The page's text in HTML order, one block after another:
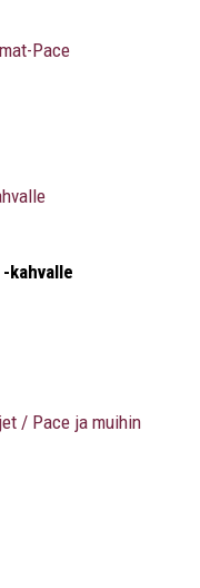
Pace
kahvalle
/ Pace ja muihin